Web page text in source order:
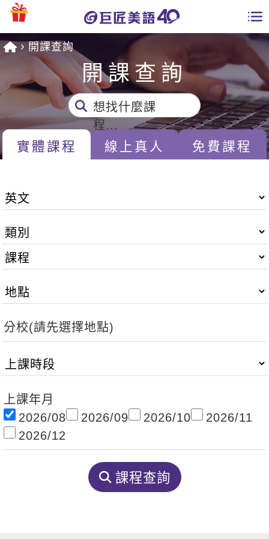
課程總覽
日語課程總表
英文課程總表
商用英文
英文檢定
TOEFL 托福課程
能力養成
英文聽力養成
開口溜英文
旅遊英文
基礎字彙
情境閱讀
英文文法技巧
特色課程
主題課程
ECAM
Let's Talk
線上真人
韓語
西班牙語
外語即時通
企業訓練
點讀筆教材
開課查詢
全國分校
多益秒學堂
英文能力測驗
學習分享
學員故事
活動花絮
校園贊助
企業服務
學員專區
Recruiting
開課查詢
開課查詢
實體課程 線上真人 免費課程
想找什麼課
程...
分校(請先選擇地點)
上課年月
2026/08
2026/09 2026/10
2026/11
2026/12
課程查詢